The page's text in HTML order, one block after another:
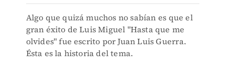
Algo que quizá muchos no sabían es que el
gran éxito de Luis Miguel "Hasta que me
olvides" fue escrito por Juan Luis Guerra.
Ésta es la historia del tema.